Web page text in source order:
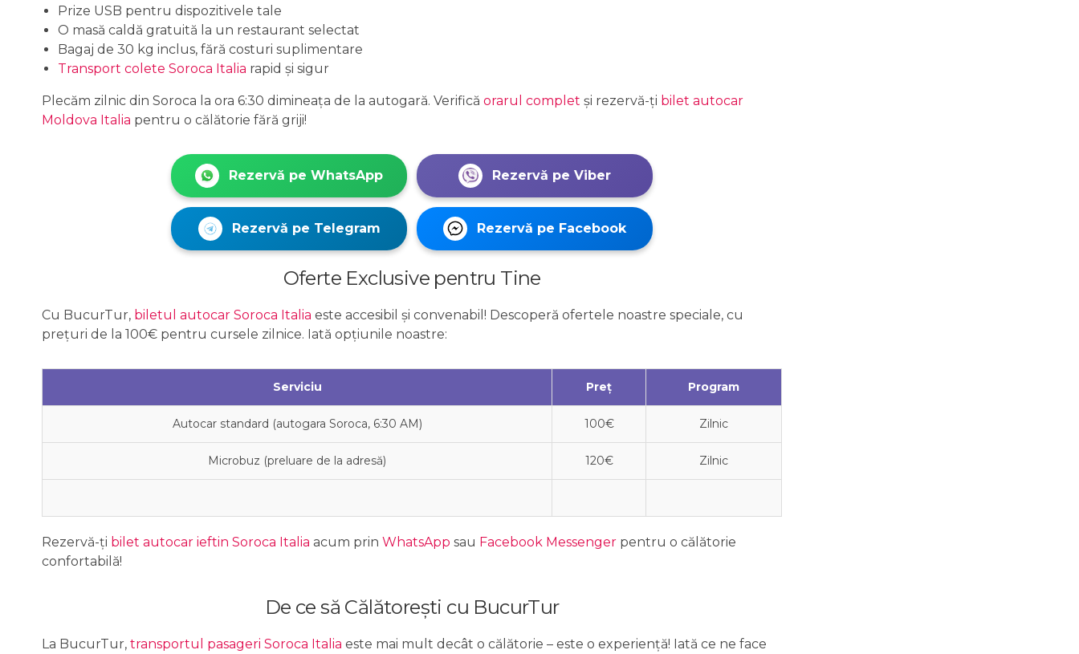
Prize USB pentru dispozitivele tale
O masă caldă gratuită la un restaurant selectat
Bagaj de 30 kg inclus, fără costuri suplimentare
Transport colete Soroca Italia rapid și sigur
Plecăm zilnic din Soroca la ora 6:30 dimineața de la autogară. Verifică orarul complet și rezervă-ți bilet autocar
Moldova Italia pentru o călătorie fără griji!
Rezervă pe WhatsApp Rezervă pe Viber
Rezervă pe Telegram Rezervă pe Facebook
Oferte Exclusive pentru Tine
Cu BucurTur, biletul autocar Soroca Italia este accesibil și convenabil! Descoperă ofertele noastre speciale, cu
prețuri de la 100€ pentru cursele zilnice. Iată opțiunile noastre:
Serviciu Preț Program
Autocar standard (autogara Soroca, 6:30 AM) 100€ Zilnic
Microbuz (preluare de la adresă) 120€ Zilnic
Rezervă-ți bilet autocar ieftin Soroca Italia acum prin WhatsApp sau Facebook Messenger pentru o călătorie
confortabilă!
De ce să Călătorești cu BucurTur
La BucurTur, transportul pasageri Soroca Italia este mai mult decât o călătorie – este o experiență! Iată ce ne face